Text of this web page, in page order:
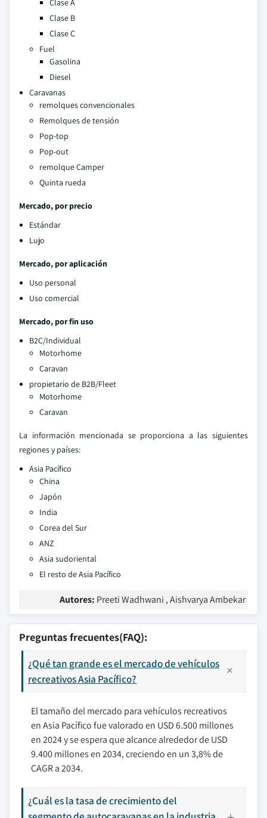
Clase A
Clase B
Clase C
Fuel
Gasolina
Diesel
Caravanas
remolques convencionales
Remolques de tensión
Pop-top
Pop-out
remolque Camper
Quinta rueda
Mercado, por precio
Estándar
Lujo
Mercado, por aplicación
Uso personal
Uso comercial
Mercado, por fin uso
B2C/Individual
Motorhome
Caravan
propietario de B2B/Fleet
Motorhome
Caravan
La información mencionada se proporciona a las siguientes
regiones y países:
Asia Pacífico
China
Japón
India
Corea del Sur
ANZ
Asia sudoriental
El resto de Asia Pacífico
Autores: Preeti Wadhwani , Aishvarya Ambekar
Preguntas frecuentes(FAQ):
¿Qué tan grande es el mercado de vehículos
recreativos Asia Pacífico?
El tamaño del mercado para vehículos recreativos
en Asia Pacífico fue valorado en USD 6.500 millones
en 2024 y se espera que alcance alrededor de USD
9.400 millones en 2034, creciendo en un 3,8% de
CAGR a 2034.
¿Cuál es la tasa de crecimiento del